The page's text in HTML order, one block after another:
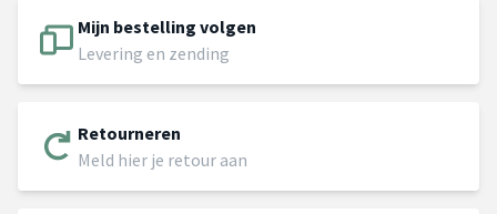
Mijn bestelling volgen
Levering en zending
Retourneren
Meld hier je retour aan